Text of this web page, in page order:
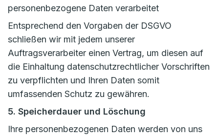
personenbezogene Daten verarbeitet
Entsprechend den Vorgaben der DSGVO
schließen wir mit jedem unserer
Auftragsverarbeiter einen Vertrag, um diesen auf
die Einhaltung datenschutzrechtlicher Vorschriften
zu verpflichten und Ihren Daten somit
umfassenden Schutz zu gewähren.
5. Speicherdauer und Löschung
Ihre personenbezogenen Daten werden von uns